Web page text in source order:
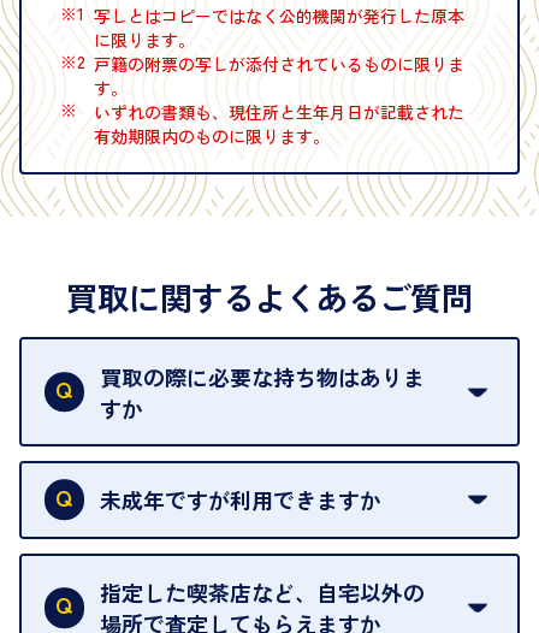
※1 写しとはコピーではなく公的機関が発行した原本
に限ります。
※2 戸籍の附票の写しが添付されているものに限りま
す。
※
いずれの書類も、現住所と生年月日が記載された
有効期限内のものに限ります。
買取に関するよくあるご質問
買取の際に必要な持ち物はありま
すか
本人確認書類をご用意ください。ご利用になれる書
類はこちらをご確認ください。
未成年ですが利用できますか
18歳未満の方は、保護者の同意があってもご利用い
ただけません。
指定した喫茶店など、自宅以外の
場所で査定してもらえますか